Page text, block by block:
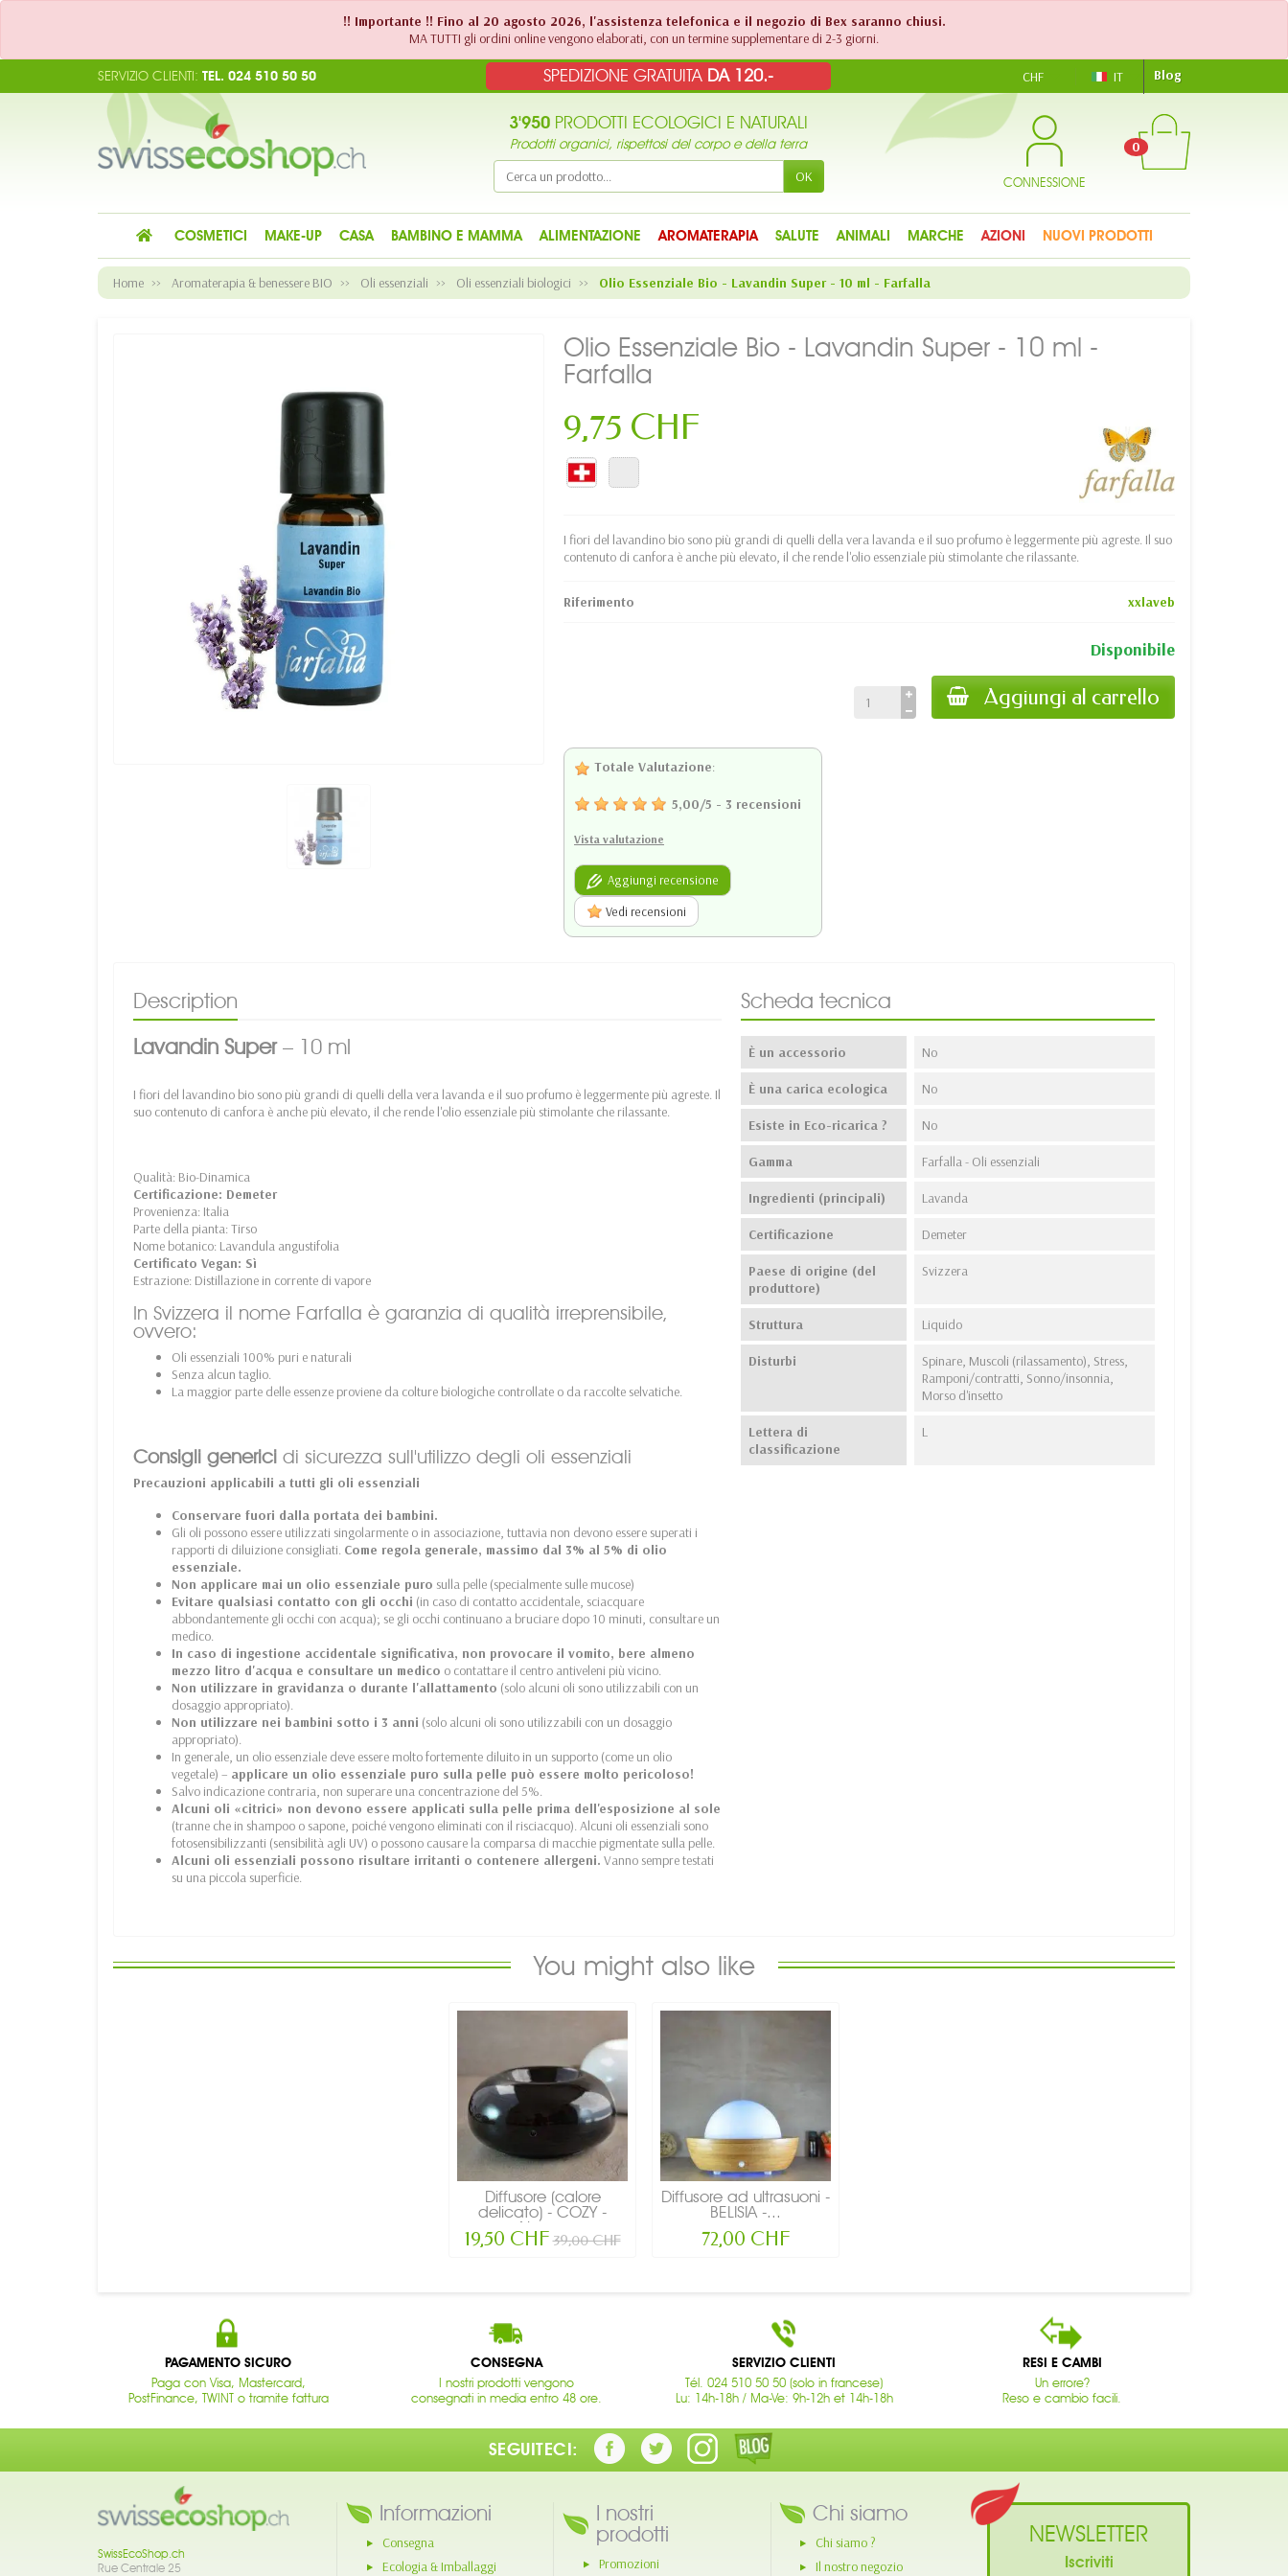
!! Importante !! Fino al 20 agosto 2026, l'assistenza telefonica e il negozio di Bex saranno chiusi.
MA TUTTI gli ordini online vengono elaborati, con un termine supplementare di 2-3 giorni.
SPEDIZIONE GRATUITA DA 120.-
SERVIZIO CLIENTI: TEL. 024 510 50 50 CHF IT Blog
3'950 PRODOTTI ECOLOGICI E NATURALI
Prodotti organici, rispettosi del corpo e della terra
OK CONNESSIONE
0
COSMETICI MAKE-UP CASA BAMBINO E MAMMA ALIMENTAZIONE AROMATERAPIA SALUTE ANIMALI MARCHE AZIONI NUOVI PRODOTTI
Home Aromaterapia & benessere BIO Oli essenziali Oli essenziali biologici Olio Essenziale Bio - Lavandin Super - 10 ml - Farfalla
Olio Essenziale Bio - Lavandin Super - 10 ml -
Farfalla
9,75 CHF
I fiori del lavandino bio sono più grandi di quelli della vera lavanda e il suo profumo è leggermente più agreste. Il suo
contenuto di canfora è anche più elevato, il che rende l'olio essenziale più stimolante che rilassante.
Riferimento xxlaveb
Disponibile
Aggiungi al carrello
Totale Valutazione:
5,00/5 - 3 recensioni
Vista valutazione
Aggiungi recensione
Vedi recensioni
Description
Lavandin Super– 10 ml
I fiori del lavandino bio sono più grandi di quelli della vera lavanda e il suo profumo è leggermente più agreste. Il
suo contenuto di canfora è anche più elevato, il che rende l'olio essenziale più stimolante che rilassante.
Qualità: Bio-Dinamica
Certificazione: Demeter
Provenienza: Italia
Parte della pianta: Tirso
Nome botanico: Lavandula angustifolia
Certificato Vegan: Sì
Estrazione: Distillazione in corrente di vapore
In Svizzera il nome Farfalla è garanzia di qualità irreprensibile,
ovvero:
Oli essenziali 100% puri e naturali
Senza alcun taglio.
La maggior parte delle essenze proviene da colture biologiche controllate o da raccolte selvatiche.
Consigli generici di sicurezza sull'utilizzo degli oli essenziali
Precauzioni applicabili a tutti gli oli essenziali
Conservare fuori dalla portata dei bambini.
Gli oli possono essere utilizzati singolarmente o in associazione, tuttavia non devono essere superati i
rapporti di diluizione consigliati. Come regola generale, massimo dal 3% al 5% di olio
essenziale.
Non applicare mai un olio essenziale puro sulla pelle (specialmente sulle mucose)
Evitare qualsiasi contatto con gli occhi (in caso di contatto accidentale, sciacquare
abbondantemente gli occhi con acqua); se gli occhi continuano a bruciare dopo 10 minuti, consultare un
medico.
In caso di ingestione accidentale significativa, non provocare il vomito, bere almeno
mezzo litro d'acqua e consultare un medico o contattare il centro antiveleni più vicino.
Non utilizzare in gravidanza o durante l'allattamento (solo alcuni oli sono utilizzabili con un
dosaggio appropriato).
Non utilizzare nei bambini sotto i 3 anni (solo alcuni oli sono utilizzabili con un dosaggio
appropriato).
In generale, un olio essenziale deve essere molto fortemente diluito in un supporto (come un olio
vegetale) – applicare un olio essenziale puro sulla pelle può essere molto pericoloso!
Salvo indicazione contraria, non superare una concentrazione del 5%.
Alcuni oli «citrici» non devono essere applicati sulla pelle prima dell'esposizione al sole
(tranne che in shampoo o sapone, poiché vengono eliminati con il risciacquo). Alcuni oli essenziali sono
fotosensibilizzanti (sensibilità agli UV) o possono causare la comparsa di macchie pigmentate sulla pelle.
Alcuni oli essenziali possono risultare irritanti o contenere allergeni. Vanno sempre testati
su una piccola superficie.
Scheda tecnica
È un accessorio No
È una carica ecologica No
Esiste in Eco-ricarica ? No
Gamma Farfalla - Oli essenziali
Ingredienti (principali) Lavanda
Certificazione Demeter
Paese di origine (del
produttore)
Svizzera
Struttura Liquido
Disturbi
Spinare, Muscoli (rilassamento), Stress,
Ramponi/contratti, Sonno/insonnia,
Morso d'insetto
Lettera di
classificazione
L
You might also like
Diffusore (calore
delicato) - COZY -
Nero...
19,50 CHF39,00 CHF
Diffusore ad ultrasuoni -
BELISIA -...
72,00 CHF
PAGAMENTO SICURO
Paga con Visa, Mastercard,
PostFinance, TWINT o tramite fattura
CONSEGNA
I nostri prodotti vengono
consegnati in media entro 48 ore.
SERVIZIO CLIENTI
Tél. 024 510 50 50 (solo in francese)
Lu: 14h-18h / Ma-Ve: 9h-12h et 14h-18h
RESI E CAMBI
Un errore?
Reso e cambio facili.
SEGUITECI:
SwissEcoShop.ch
Rue Centrale 25
Informazioni
Consegna
Ecologia & Imballaggi
I nostri
prodotti
Promozioni
Chi siamo
Chi siamo ?
Il nostro negozio
NEWSLETTER
Iscriviti